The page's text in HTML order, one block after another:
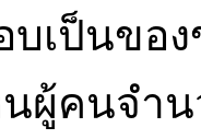
เป็นขอ
ผู้คนจำ